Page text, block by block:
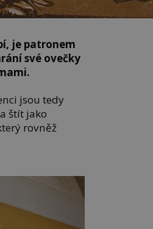
je patronem
své ovečky
jsou tedy
štít jako
rovněž